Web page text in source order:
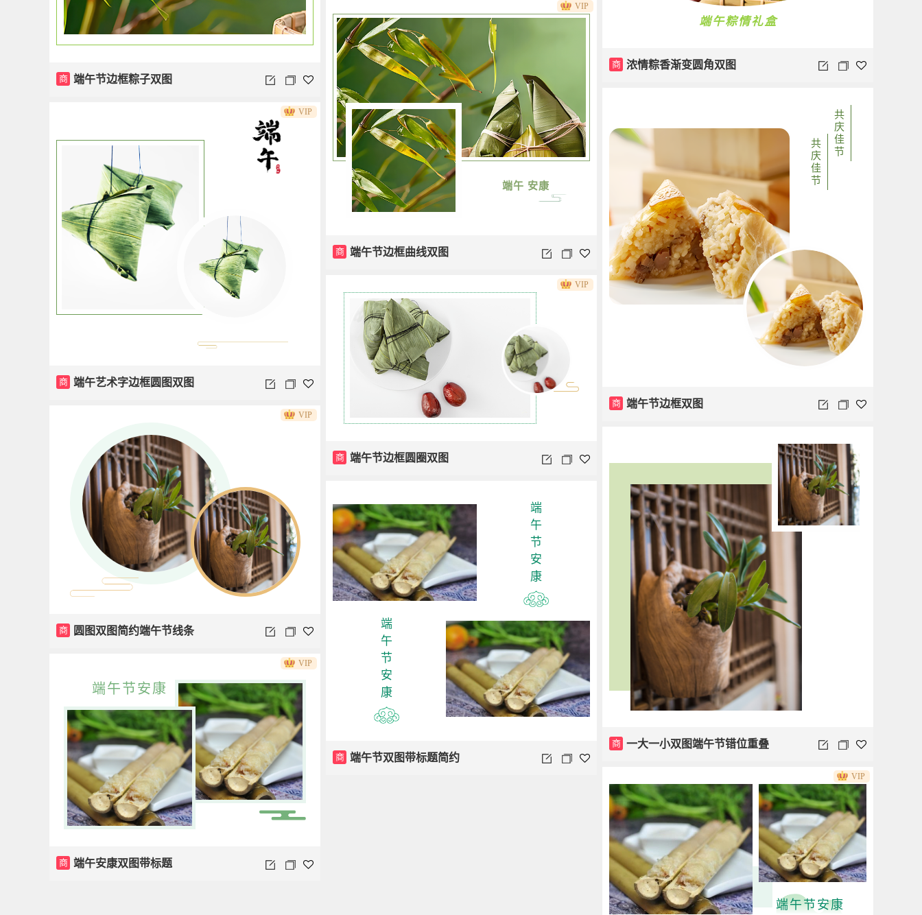
端午粽情礼盒
商 浓情粽香渐变圆角双图
商 端午节边框粽子双图
端午 安康
商 端午节边框曲线双图
VIP
共
庆
佳
节
共
庆
佳
节
商 端午节边框双图
商 端午艺术字边框圆图双图
VIP
商 端午节边框圆圈双图
VIP
商 圆图双图简约端午节线条
VIP
商 一大一小双图端午节错位重叠
端
午
节
安
康
端
午
节
安
康
商 端午节双图带标题简约
端午节安康
商 端午安康双图带标题
VIP
端午节安康
VIP